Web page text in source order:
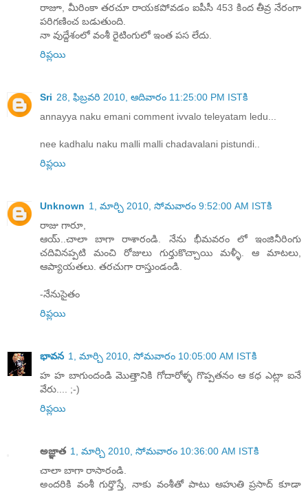
రాజూ, మీరింకా తరచూ రాయకపోవడం ఐపీసీ 453 కింద తీవ్ర నేరంగా
పరిగణించ బడుతుంది.
నా వుద్దేశంలో వంశీ రైటింగులో ఇంత పస లేదు.
రిప్లయి
Sri 28, ఫిబ్రవరి 2010, ఆదివారం 11:25:00 PM ISTకి
annayya naku emani comment ivvalo teleyatam ledu...
nee kadhalu naku malli malli chadavalani pistundi..
రిప్లయి
Unknown 1, మార్చి 2010, సోమవారం 9:52:00 AM ISTకి
రాజు గారూ,
ఆయ్..చాలా బాగా రాశారండి. నేను భీమవరం లో ఇంజినీరింగు
చదివినప్పటి మంచి రోజులు గుర్తుకొచ్చాయి మళ్ళీ. ఆ మాటలు,
ఆప్యాయతలు. తరచుగా రాస్తుండండి.
-నేనుసైతం
రిప్లయి
భావన 1, మార్చి 2010, సోమవారం 10:05:00 AM ISTకి
హ హ బాగుందండి మొత్తానికి గోదారోళ్ళ గొప్పతనం ఆ కధ ఎట్లా ఐనే
వేరు.... ;-)
రిప్లయి
అజ్ఞాత 1, మార్చి 2010, సోమవారం 10:36:00 AM ISTకి
చాలా బాగా రాసారండి.
అందరికి వంశీ గుర్తొస్తే, నాకు వంశీతో పాటు ఆహుతి ప్రసాద్ కూడా